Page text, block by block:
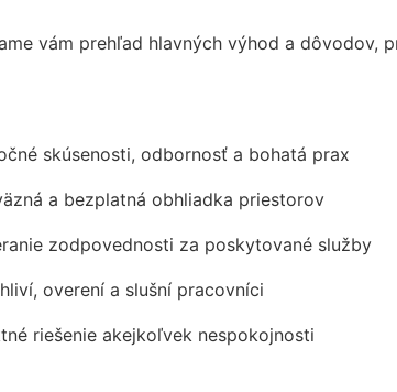
vám prehľad hlavných výhod a dôvodov,
skúsenosti, odbornosť a bohatá prax
a bezplatná obhliadka priestorov
zodpovednosti za poskytované služby
overení a slušní pracovníci
riešenie akejkoľvek nespokojnosti